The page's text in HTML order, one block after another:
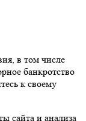
в том числе
банкротство
к своему
сайта и анализа